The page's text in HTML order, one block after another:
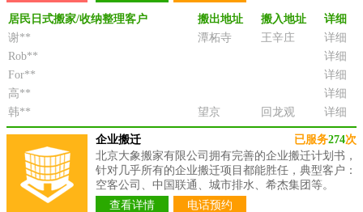
居民日式搬家/收纳整理客户 搬出地址 搬入地址
详细
谢**
潭柘寺 王辛庄
详细
Rob**
详细
For**
详细
高**
详细
韩**
望京 回龙观 详细
已服务274次
企业搬迁
北京大象搬家有限公司拥有完善的企业搬迁计划书，
针对几乎所有的企业搬迁项目都能胜任，典型客户：
空客公司、中国联通、城市排水、希杰集团等。
查看详情
电话预约